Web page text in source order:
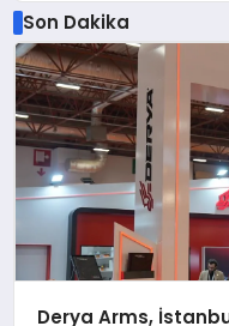
Son Dakika
Derya Arms,